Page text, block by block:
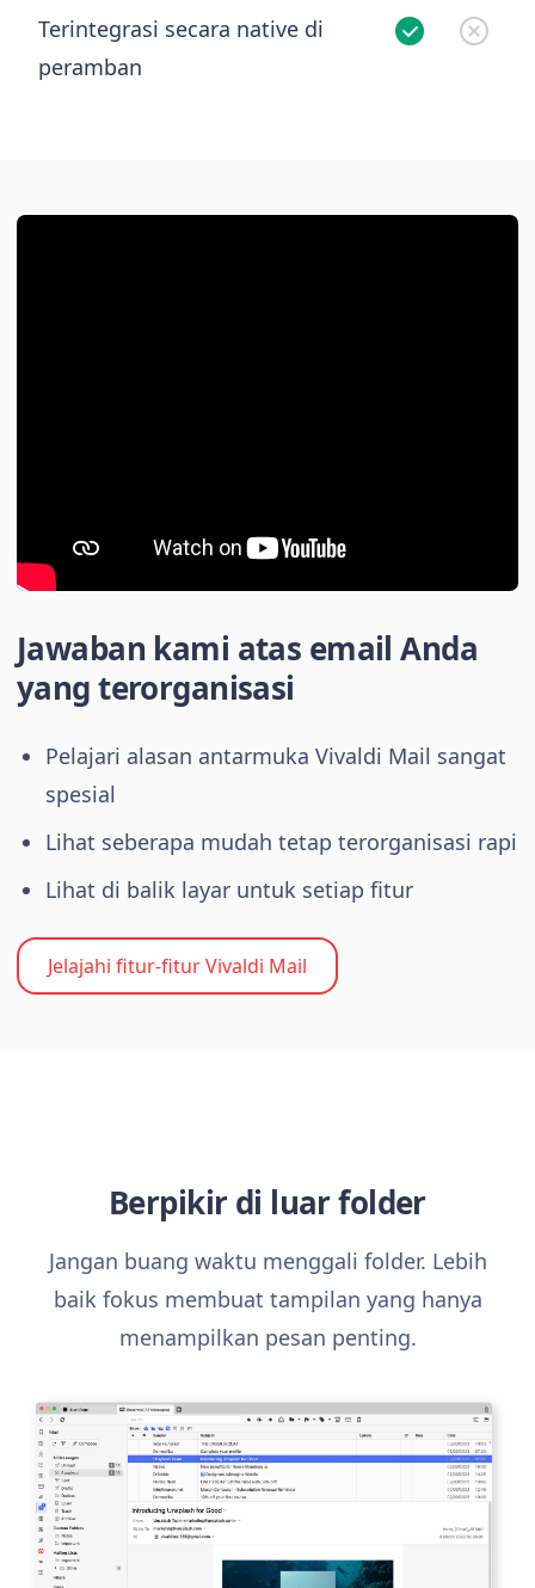
Terintegrasi secara native di
peramban
Jawaban kami atas email Anda
yang terorganisasi
Pelajari alasan antarmuka Vivaldi Mail sangat
spesial
Lihat seberapa mudah tetap terorganisasi rapi
Lihat di balik layar untuk setiap fitur
Jelajahi fitur-fitur Vivaldi Mail
Berpikir di luar folder
Jangan buang waktu menggali folder. Lebih
baik fokus membuat tampilan yang hanya
menampilkan pesan penting.